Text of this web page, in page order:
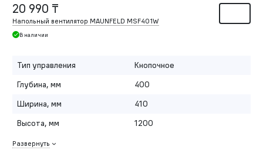
20 990 ₸
Напольный вентилятор MAUNFELD MSF401W
В наличии
Тип управления
Кнопочное
Глубина, мм
400
Ширина, мм
410
Высота, мм
1200
Развернуть